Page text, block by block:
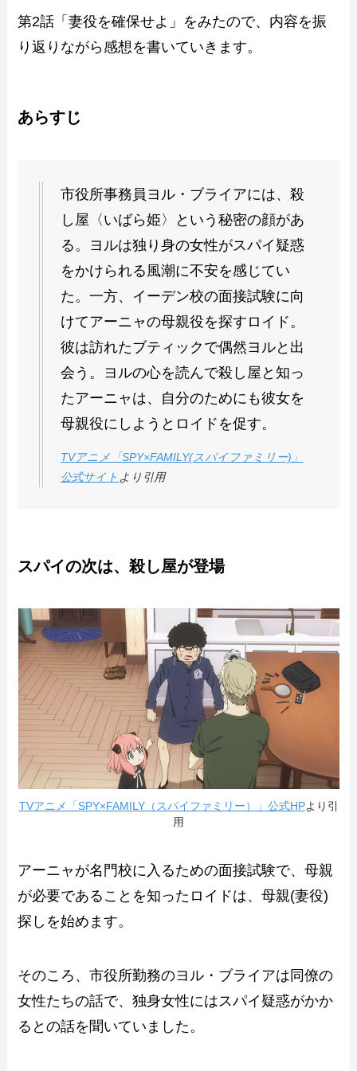
第2話「妻役を確保せよ」をみたので、内容を振
り返りながら感想を書いていきます。
あらすじ
市役所事務員ヨル・ブライアには、殺
し屋〈いばら姫〉という秘密の顔があ
る。ヨルは独り身の女性がスパイ疑惑
をかけられる風潮に不安を感じてい
た。一方、イーデン校の面接試験に向
けてアーニャの母親役を探すロイド。
彼は訪れたブティックで偶然ヨルと出
会う。ヨルの心を読んで殺し屋と知っ
たアーニャは、自分のためにも彼女を
母親役にしようとロイドを促す。
TVアニメ「SPY×FAMILY(スパイファミリー)」
公式サイト より引用
スパイの次は、殺し屋が登場
TVアニメ「SPY×FAMILY（スパイファミリー）」公式HPより引
用
アーニャが名門校に入るための面接試験で、母親
が必要であることを知ったロイドは、母親(妻役)
探しを始めます。
そのころ、市役所勤務のヨル・ブライアは同僚の
女性たちの話で、独身女性にはスパイ疑惑がかか
るとの話を聞いていました。